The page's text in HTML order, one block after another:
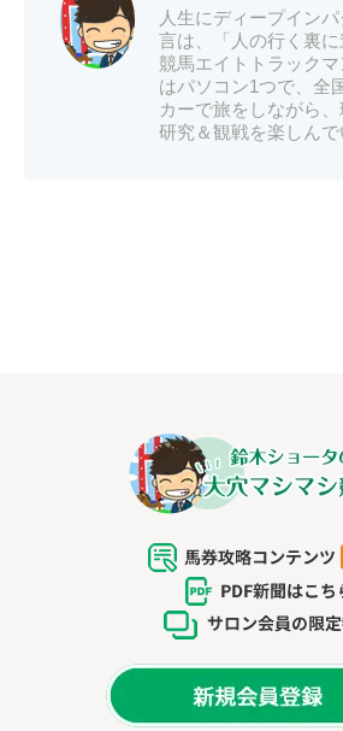
人生にディープイン
言は、「人の行く裏に
競馬エイトトラック
はパソコン1つで、全
カーで旅をしながら
研究＆観戦を楽しんで